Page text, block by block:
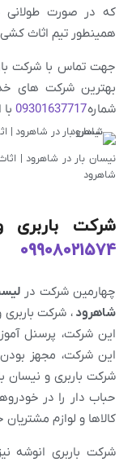
که در صورت
همینطور تیم اثاث
جهت تماس با شرکت
بهترین شرکت های
شماره09301637717
نیسان بار در شاهرود |
شاهرود
شرکت باربری
09908021574
چهارمین شرکت در
شاهرود، شرکت
این شرکت، پرسنل
این شرکت، مجهز
شرکت باربری و نیسان
حباب دار را در
کالاها و لوازم
شرکت باربری انوشه